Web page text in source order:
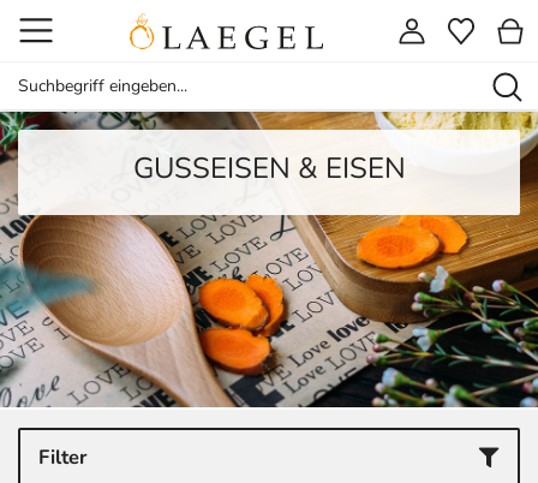
GUSSEISEN & EISEN
Filter